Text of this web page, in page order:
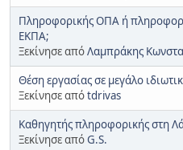
Πληροφορικής ΟΠΑ ή
ΕΚΠΑ;
Ξεκίνησε απόΛαμπράκης
Θέση εργασίας σε μεγάλο
Ξεκίνησε απόtdrivas
Καθηγητής πληροφορικής στη
Ξεκίνησε απόG.S.